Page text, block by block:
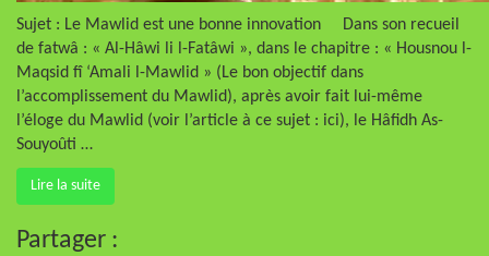
Sujet : Le Mawlid est une bonne innovation Dans son recueil
de fatwâ : « Al-Hâwi li l-Fatâwi », dans le chapitre : « Housnou l-
Maqsid fî ‘Amali l-Mawlid » (Le bon objectif dans
l’accomplissement du Mawlid), après avoir fait lui-même
l’éloge du Mawlid (voir l’article à ce sujet : ici), le Hâfidh As-
Souyoûti …
Lire la suite
Partager :